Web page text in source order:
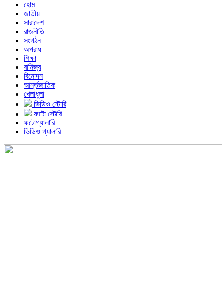
হোম
জাতীয়
সারাদেশ
রাজনীতি
সংগঠন
অপরাধ
শিক্ষা
বানিজ্য
বিনোদন
আর্ন্তজাতিক
খেলাধুলা
ভিডিও স্টোরি
ফটো স্টোরি
ফটোগ্যালারি
ভিডিও গ্যালারি